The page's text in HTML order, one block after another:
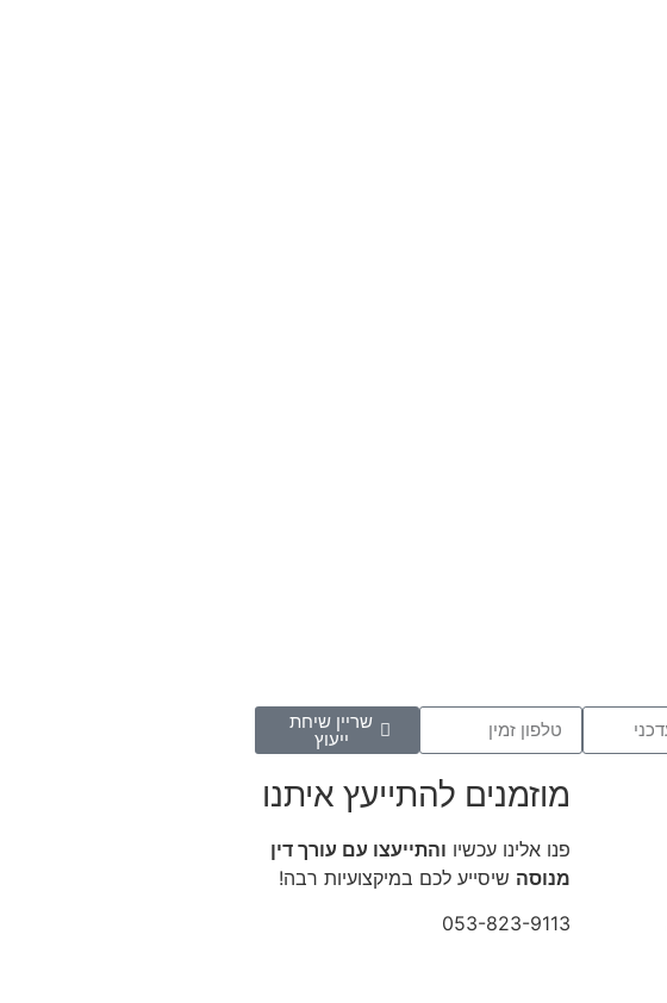
שריין שיחת
ייעוץ
מוזמנים להתייעץ איתנו
פנו אלינו עכשיו והתייעצו עם עורך דין
מנוסה שיסייע לכם במיקצועיות רבה!
053-823-9113